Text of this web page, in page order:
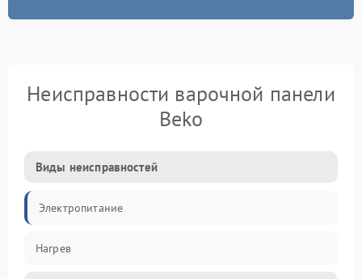
Неисправности варочной панели
Beko
Виды неисправностей
Электропитание
Нагрев